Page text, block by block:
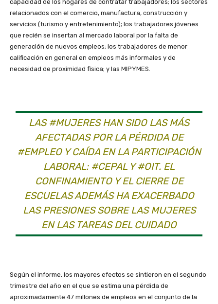
capacidad de los hogares de contratar trabajadores; los sectores
relacionados con el comercio, manufactura, construcción y
servicios (turismo y entretenimiento); los trabajadores jóvenes
que recién se insertan al mercado laboral por la falta de
generación de nuevos empleos; los trabajadores de menor
calificación en general en empleos más informales y de
necesidad de proximidad física; y las MIPYMES.
LAS #MUJERES HAN SIDO LAS MÁS
AFECTADAS POR LA PÉRDIDA DE
#EMPLEO Y CAÍDA EN LA PARTICIPACIÓN
LABORAL: #CEPAL Y #OIT. EL
CONFINAMIENTO Y EL CIERRE DE
ESCUELAS ADEMÁS HA EXACERBADO
LAS PRESIONES SOBRE LAS MUJERES
EN LAS TAREAS DEL CUIDADO
Según el informe, los mayores efectos se sintieron en el segundo
trimestre del año en el que se estima una pérdida de
aproximadamente 47 millones de empleos en el conjunto de la